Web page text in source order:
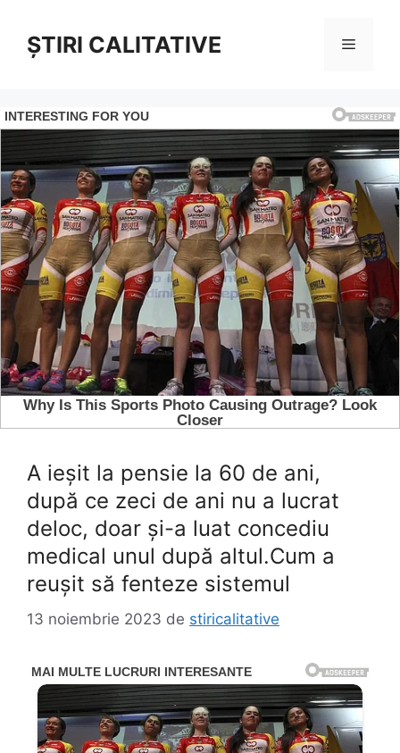
conținutȘTIRI CALITATIVE Meniu
A ieșit la pensie la 60 de ani,
după ce zeci de ani nu a lucrat
deloc, doar și-a luat concediu
medical unul după altul.Cum a
reuşit să fenteze sistemul
13 noiembrie 2023 de stiricalitative